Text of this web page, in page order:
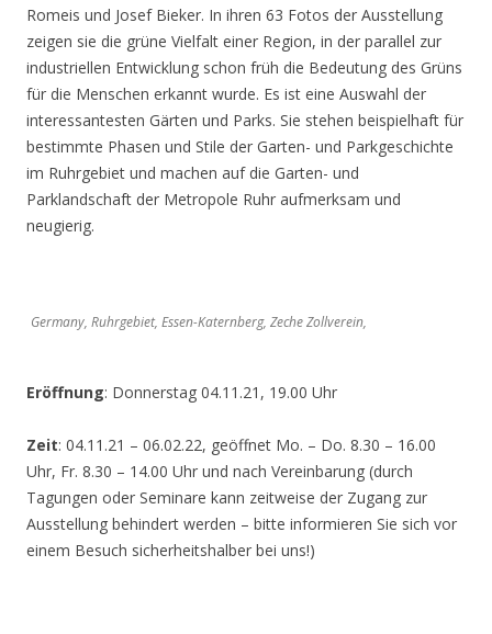
Romeis und Josef Bieker. In ihren 63 Fotos der Ausstellung
zeigen sie die grüne Vielfalt einer Region, in der parallel zur
industriellen Entwicklung schon früh die Bedeutung des Grüns
für die Menschen erkannt wurde. Es ist eine Auswahl der
interessantesten Gärten und Parks. Sie stehen beispielhaft für
bestimmte Phasen und Stile der Garten- und Parkgeschichte
im Ruhrgebiet und machen auf die Garten- und
Parklandschaft der Metropole Ruhr aufmerksam und
neugierig.
Germany, Ruhrgebiet, Essen-Katernberg, Zeche Zollverein,
Eröffnung: Donnerstag 04.11.21, 19.00 Uhr
Zeit: 04.11.21 – 06.02.22, geöffnet Mo. – Do. 8.30 – 16.00
Uhr, Fr. 8.30 – 14.00 Uhr und nach Vereinbarung (durch
Tagungen oder Seminare kann zeitweise der Zugang zur
Ausstellung behindert werden – bitte informieren Sie sich vor
einem Besuch sicherheitshalber bei uns!)